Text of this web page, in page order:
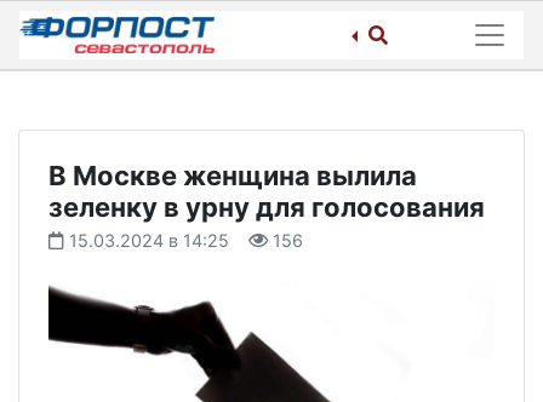
Skip
content
В Москве женщина вылила
зеленку в урну для голосования
15.03.2024 в 14:25 156